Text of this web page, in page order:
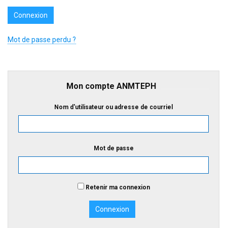
Mot de passe perdu ?
Mon compte ANMTEPH
Nom d'utilisateur ou adresse de courriel
Mot de passe
Retenir ma connexion